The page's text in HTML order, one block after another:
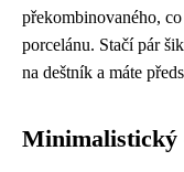
překombinovaného,
porcelánu. Stačí pár
na deštník a máte
Minimalistický